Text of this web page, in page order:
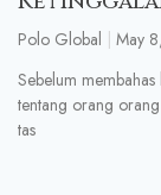
Polo Global May
Sebelum
tentang orang
tas